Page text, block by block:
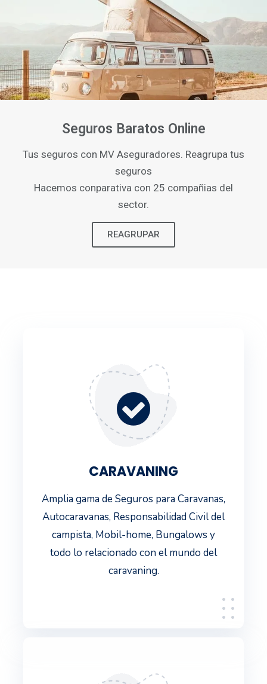
Seguros Baratos Online
Tus seguros con MV Aseguradores. Reagrupa tus
seguros
Hacemos conparativa con 25 compañias del
sector.
REAGRUPAR
CARAVANING
Amplia gama de Seguros para Caravanas,
Autocaravanas, Responsabilidad Civil del
campista, Mobil-home, Bungalows y
todo lo relacionado con el mundo del
caravaning.